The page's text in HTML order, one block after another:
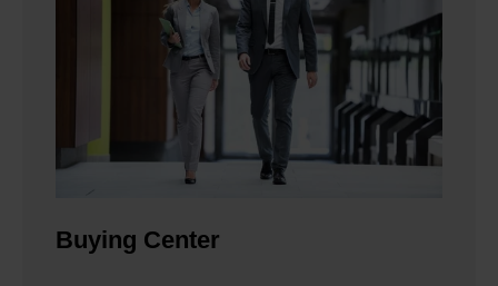
Buying Center